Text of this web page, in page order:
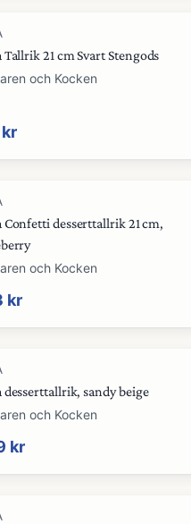
Tallrik 21 cm Svart Stengods
och Kocken
Confetti desserttallrik 21 cm,
och Kocken
kr
desserttallrik, sandy beige
och Kocken
kr